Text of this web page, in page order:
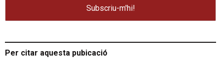
Per citar aquesta pubicació